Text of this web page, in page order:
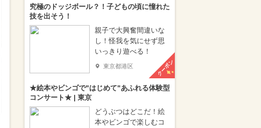
究極のドッジボール？！子どもの頃に憧れた
技を出そう！
親子で大興奮間違いな
し！怪我を気にせず思
いっきり遊べる！
東京都港区 クーポン
★絵本やビンゴで"はじめて"あふれる体験型
コンサート★ | 東京
どうぶつはどこだ！絵
本やビンゴで楽しむコ